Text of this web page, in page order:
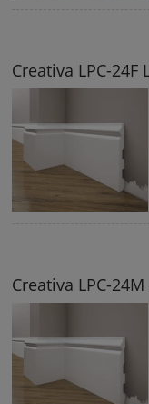
Creativa LPC-
Creativa LPC-